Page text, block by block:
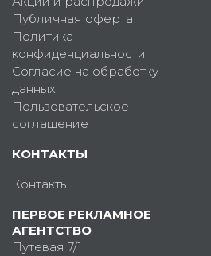
Публичная оферта
Политика
конфиденциальности
Согласие на обработку
данных
Пользовательское
соглашение
КОНТАКТЫ
Контакты
ПЕРВОЕ РЕКЛАМНОЕ
АГЕНТСТВО
Путевая 7/1